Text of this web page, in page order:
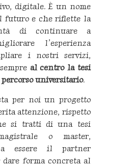
digitale. È un nome
futuro e che riflette la
di continuare a
l’esperienza
i nostri servizi,
al centro la tesi
universitario.
per noi un progetto
attenzione, rispetto
si tratti di una tesi
o master,
a essere il partner
forma concreta al